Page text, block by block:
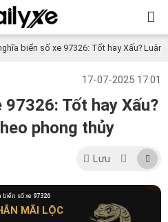
biển số xe 97326: Tốt hay Xấu?
17-07-2025 17:01
Tốt hay Xấu?
phong thủy
Lưu
biển số xe 97326
MÃI LỘC